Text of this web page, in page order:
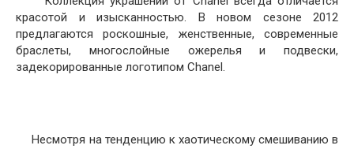
красотой и изысканностью. В новом сезоне 2012
предлагаются роскошные, женственные, современные
браслеты, многослойные ожерелья и подвески,
задекорированные логотипом Chanel.
Несмотря на тенденцию к хаотическому смешиванию в